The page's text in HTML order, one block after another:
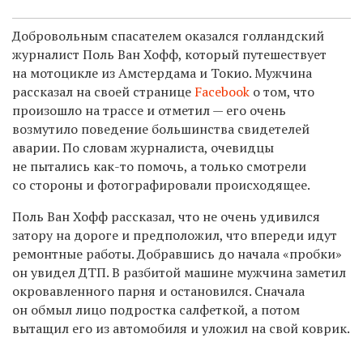
Добровольным спасателем оказался голландский
журналист Поль Ван Хофф, который путешествует
на мотоцикле из Амстердама и Токио. Мужчина
рассказал на своей странице Facebook о том, что
произошло на трассе и отметил — его очень
возмутило поведение большинства свидетелей
аварии. По словам журналиста, очевидцы
не пытались как-то помочь, а только смотрели
со стороны и фотографировали происходящее.
Поль Ван Хофф рассказал, что не очень удивился
затору на дороге и предположил, что впереди идут
ремонтные работы. Добравшись до начала «пробки»
он увидел ДТП. В разбитой машине мужчина заметил
окровавленного парня и остановился. Сначала
он обмыл лицо подростка салфеткой, а потом
вытащил его из автомобиля и уложил на свой коврик.